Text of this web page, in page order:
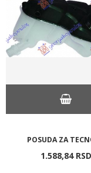
POSUDA ZA
1.588,84 RSD